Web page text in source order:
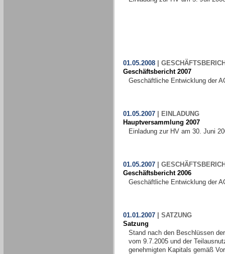
01.05.2008|
Geschäftsbericht 2007
Geschäftliche Entwicklung der
01.05.2007|
EINLADUNG
Hauptversammlung 2007
Einladung zur HV am 30. Juni
01.05.2007|
Geschäftsbericht 2006
Geschäftliche Entwicklung der
01.01.2007| SATZUNG
Satzung
Stand nach den Beschlüssen
vom 9.7.2005 und der
genehmigten Kapitals gemäß